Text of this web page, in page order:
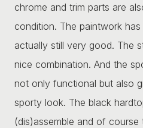
chrome and trim parts are
condition. The paintwork
actually still very good. The
nice combination. And the
not only functional but also
sporty look. The black
(dis)assemble and of